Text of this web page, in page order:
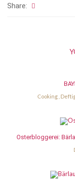
Share:
Cooking,
Osterbloggerei: